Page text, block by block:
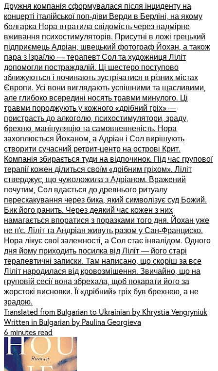
Дружня компанія сформувалася після інциденту на
концерті італійської поп-діви Верди в Берліні, на якому
болгарка Нора втратила свідомість через надмірне
вживання психостимуляторів. Присутні в ложі грецький
підприємець Адріан, швецький фотограф Йохан, а також
пара з Ізраїлю –– терапевт Сол та художниця Ліліт
допомогли постраждалій. Ці шестеро поступово
зближуються і починають зустрічатися в різних містах
Європи. Усі вони виглядають успішними та щасливими,
але глибоко всередині носять травми минулого. Ці
травми породжують у кожного «дрібний гріх» ––
пристрасть до алкоголю, психостимулятори, зраду,
брехню, маніпуляцію та самовпевненість. Нора
захоплюється Йоханом, а Адріан і Сол вирішують
створити сучасний ретрит-центр на острові Крит.
Компанія збирається туди на відпочинок. Під час групової
терапії кожен ділиться своїм «дрібним гріхом». Ліліт
стверджує, що чужоложила з Адріаном. Вражений
почутим, Сол вдається до древнього ритуалу
перескакування через бика, який символізує суд Божий.
Бик його ранить. Через деякий час кожен з них
намагається впоратися з поразками того дня. Йохан уже
не п’є. Ліліт та Андріан живуть разом у Сан-Франциско.
Нора лікує свої залежності, а Сол стає інвалідом. Одного
дня йому приходить посилка від Ліліт –– його старі
терапевтичні записки. Там написано, що скоріш за все
Ліліт народилася від кровозмішення. Звичайно, що на
груповій сесії вона збрехала, щоб покарати його за
жорстокі висновки. Її «дрібний» гріх був брехнею, а не
зрадою.
Translated from Bulgarian to Ukrainian by Khrystia Vengryniuk
Written in Bulgarian by Paulina Georgieva
6 minutes read